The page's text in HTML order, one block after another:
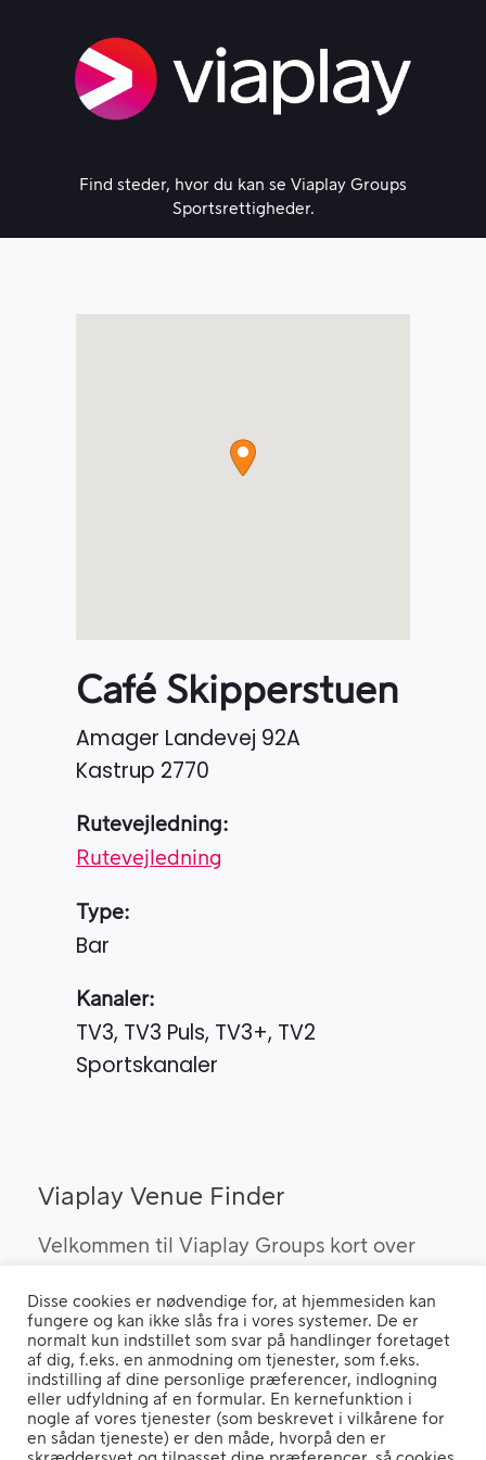
Find steder, hvor du kan se Viaplay Groups
Sportsrettigheder.
Café Skipperstuen
Amager Landevej 92A
Kastrup 2770
Rutevejledning:
Rutevejledning
Type:
Bar
Kanaler:
TV3, TV3 Puls, TV3+, TV2
Sportskanaler
Viaplay Venue Finder
Velkommen til Viaplay Groups kort over
finde barer, pubber og hoteller, som kan
vise Viaplay’s sportsrettigheder i Danmark.
Hvis du benytter en "Ad Blocker" vil du opleve, at siden ikke fungerer
ordentligt.
Disse cookies er nødvendige for, at hjemmesiden kan
fungere og kan ikke slås fra i vores systemer. De er
normalt kun indstillet som svar på handlinger foretaget
af dig, f.eks. en anmodning om tjenester, som f.eks.
indstilling af dine personlige præferencer, indlogning
eller udfyldning af en formular. En kernefunktion i
nogle af vores tjenester (som beskrevet i vilkårene for
en sådan tjeneste) er den måde, hvorpå den er